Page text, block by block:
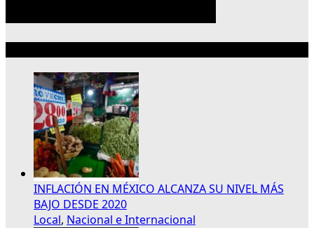
INFLACIÓN EN MÉXICO ALCANZA SU NIVEL MÁS
BAJO DESDE 2020
Local, Nacional e Internacional